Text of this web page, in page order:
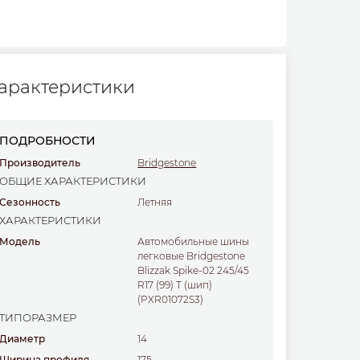
ПОДРОБНОСТИ
Производитель Bridgestone
ОБЩИЕ ХАРАКТЕРИСТИКИ
Сезонность Летняя
ХАРАКТЕРИСТИКИ
Модель
Автомобильные шины
легковые Bridgestone
Blizzak Spike-02 245/45
R17 (99) T (шип)
(PXR01072S3)
ТИПОРАЗМЕР
Диаметр
14